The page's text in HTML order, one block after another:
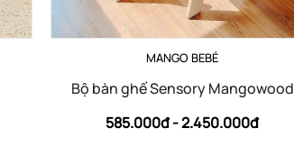
MANGO BEBÉ
Bộ bàn ghế Sensory Mangowood
585.000đ -2.450.000đ